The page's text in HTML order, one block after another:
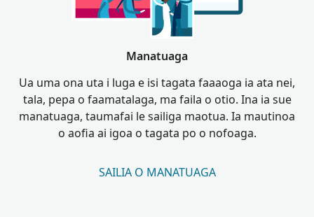
Manatuaga
Ua uma ona uta i luga e isi tagata faaaoga ia ata nei,
tala, pepa o faamatalaga, ma faila o otio. Ina ia sue
manatuaga, taumafai le sailiga maotua. Ia mautinoa
o aofia ai igoa o tagata po o nofoaga.
SAILIA O MANATUAGA